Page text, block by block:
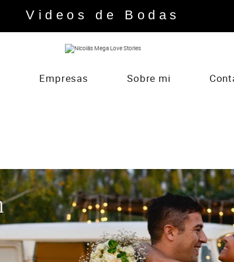
Videos de Bodas
Empresas Sobre mi